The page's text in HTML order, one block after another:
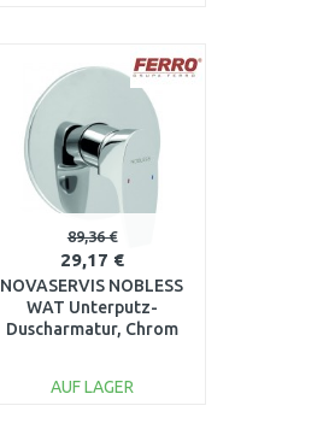
Vergleichen
89,36 €
29,17 €
NOVASERVIS NOBLESS
WAT Unterputz-
Duscharmatur, Chrom
AUF LAGER